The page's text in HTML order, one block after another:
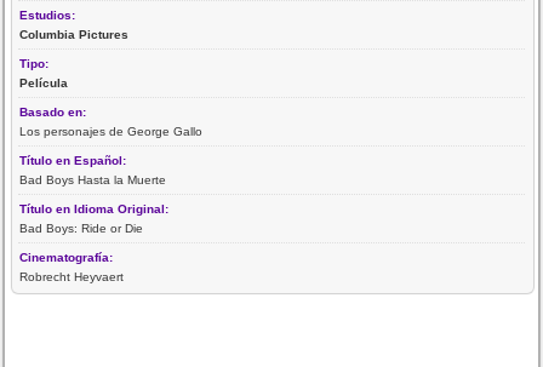
Estudios:
Columbia Pictures
Tipo:
Película
Basado en:
Los personajes de George Gallo
Título en Español:
Bad Boys Hasta la Muerte
Título en Idioma Original:
Bad Boys: Ride or Die
Cinematografía:
Robrecht Heyvaert